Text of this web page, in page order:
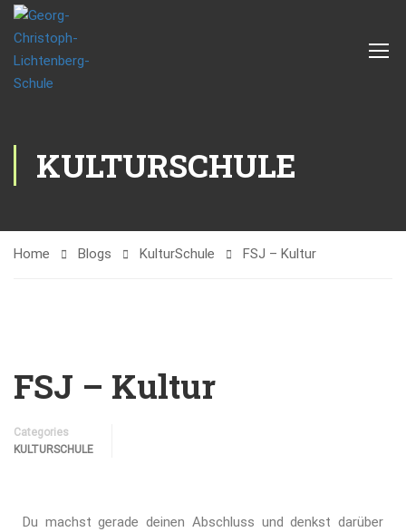
KULTURSCHULE
Home Blogs KulturSchule FSJ – Kultur
FSJ – Kultur
Categories
KULTURSCHULE
Du machst gerade deinen Abschluss und denkst darüber